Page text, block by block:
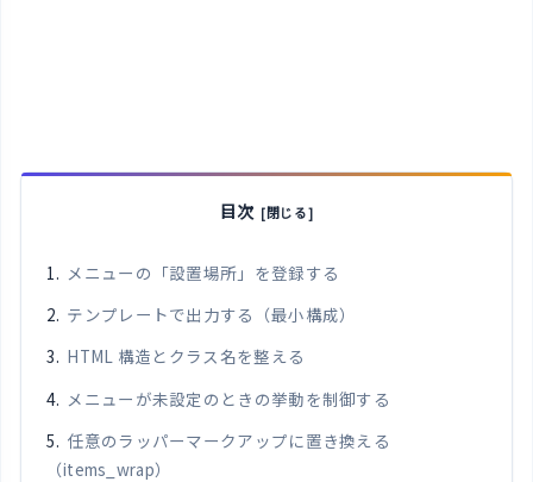
目次
メニューの「設置場所」を登録する
テンプレートで出力する（最小構成）
HTML 構造とクラス名を整える
メニューが未設定のときの挙動を制御する
任意のラッパーマークアップに置き換える
（items_wrap）